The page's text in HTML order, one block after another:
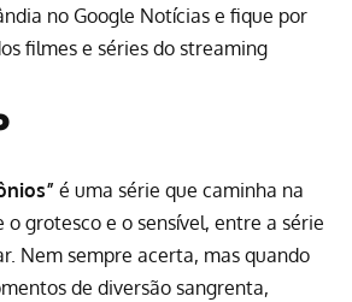
no Google Notícias e fique por
filmes e séries do streaming
é uma série que caminha na
grotesco e o sensível, entre a série
Nem sempre acerta, mas quando
de diversão sangrenta,